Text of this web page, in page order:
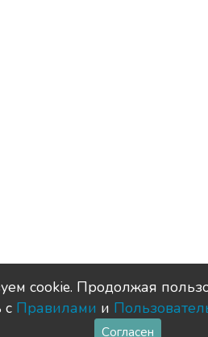
сookie. Продолжая
с Правилами и
Согласен